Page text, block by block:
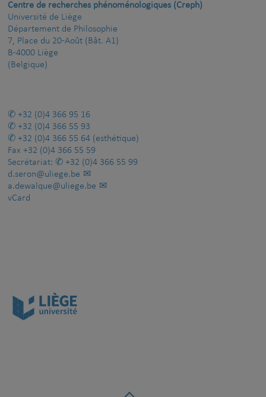
Centre de recherches phénoménologiques (Creph)
Université de Liège
Département de Philosophie
7, Place du 20-Août (Bât. A1)
B-4000 Liège
(Belgique)
+32 (0)4 366 95 16
+32 (0)4 366 55 93
+32 (0)4 366 55 64 (esthétique)
Fax +32 (0)4 366 55 59
Secrétariat:
+32 (0)4 366 55 99
d.seron@uliege.be
a.dewalque@uliege.be
vCard